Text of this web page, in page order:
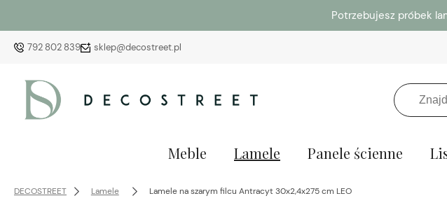
Potrzebujesz próbek
792 802 839 sklep@decostreet.pl
Meble Lamele Panele ścienne
DECOSTREET Lamele Lamele na szarym filcu Antracyt 30x2,4x275 cm LEO